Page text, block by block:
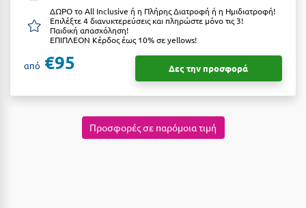
Κυπαρισσία
Κύπρος
ΔΩΡΟ το All Inclusive ή η Πλήρης Διατροφή ή η Ημιδιατροφή!
Επιλέξτε 4 διανυκτερεύσεις και πληρώστε μόνο τις 3!
Παιδική απασχόληση!
ΕΠΙΠΛΕΟΝ Κέρδος έως 10% σε yellows!
από €95 Δες την προσφορά
Προσφορές σε παρόμοια τιμή